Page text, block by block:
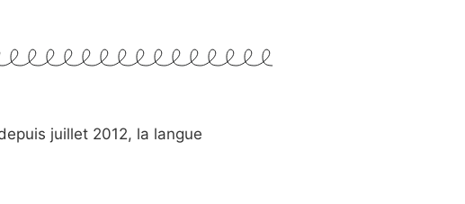
juillet 2012, la langue